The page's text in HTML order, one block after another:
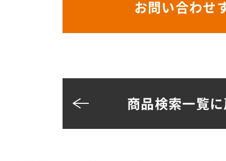
お問い合わせ
商品検索一覧